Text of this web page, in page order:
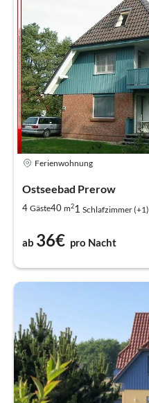
Ferienwohnung
Ostseebad Prerow
4 Gäste40 m21 Schlafzimmer (+1)
ab 36€ pro Nacht